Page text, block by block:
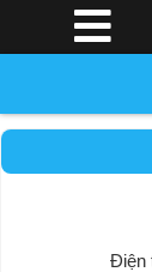
Điện